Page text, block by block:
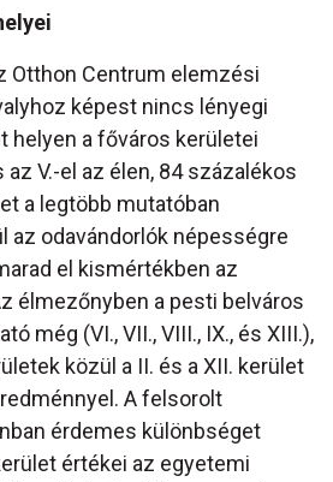
Otthon Centrum elemzési
képest nincs lényegi
helyen a főváros kerületei
V.-el az élen, 84 százalékos
a legtöbb mutatóban
az odavándorlók népességre
el kismértékben az
élmezőnyben a pesti belváros
még (VI., VII., VIII., IX., és XIII.),
közül a II. és a XII. kerület
A felsorolt
érdemes különbséget
értékei az egyetemi